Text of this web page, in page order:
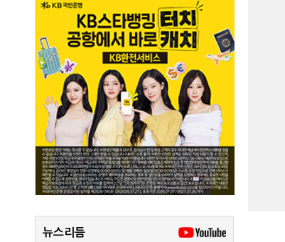
뉴스리듬